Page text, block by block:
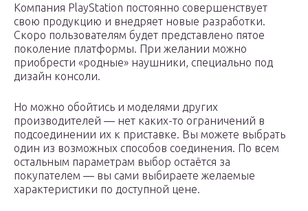
Компания PlayStation постоянно совершенствует
свою продукцию и внедряет новые разработки.
Скоро пользователям будет представлено пятое
поколение платформы. При желании можно
приобрести «родные» наушники, специально под
дизайн консоли.
Но можно обойтись и моделями других
производителей — нет каких-то ограничений в
подсоединении их к приставке. Вы можете выбрать
один из возможных способов соединения. По всем
остальным параметрам выбор остаётся за
покупателем — вы сами выбираете желаемые
характеристики по доступной цене.